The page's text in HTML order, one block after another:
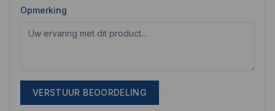
Opmerking
VERSTUUR BEOORDELING